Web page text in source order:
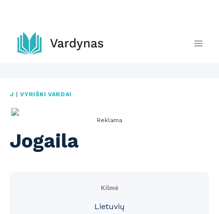
content
J |VYRIŠKI VARDAI
Reklama
Jogaila
Kilmė
Lietuvių